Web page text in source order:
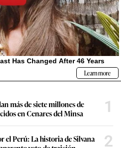
más de siete millones de
en Cenares del Minsa
1
el Perú: La historia de Silvana
2